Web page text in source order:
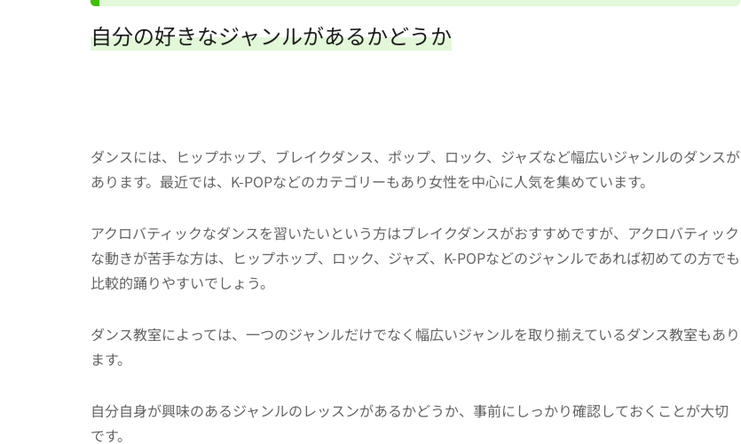
自分の好きなジャンルがあるかどうか
ダンスには、ヒップホップ、ブレイクダンス、ポップ、ロック、ジャズなど幅広いジャンルのダンスが
あります。最近では、K-POPなどのカテゴリーもあり女性を中心に人気を集めています。
アクロバティックなダンスを習いたいという方はブレイクダンスがおすすめですが、アクロバティック
な動きが苦手な方は、ヒップホップ、ロック、ジャズ、K-POPなどのジャンルであれば初めての方でも
比較的踊りやすいでしょう。
ダンス教室によっては、一つのジャンルだけでなく幅広いジャンルを取り揃えているダンス教室もあり
ます。
自分自身が興味のあるジャンルのレッスンがあるかどうか、事前にしっかり確認しておくことが大切
です。